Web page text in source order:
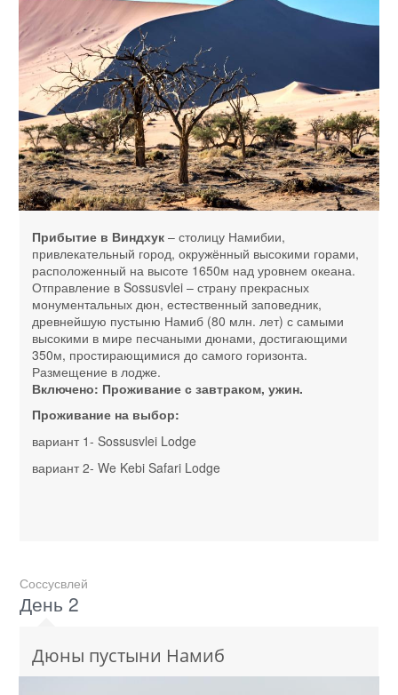
Прибытие в Виндхук – столицу Намибии,
привлекательный город, окружённый высокими горами,
расположенный на высоте 1650м над уровнем океана.
Отправление в Sossusvlei – страну прекрасных
монументальных дюн, естественный заповедник,
древнейшую пустыню Намиб (80 млн. лет) с самыми
высокими в мире песчаными дюнами, достигающими
350м, простирающимися до самого горизонта.
Размещение в лодже.
Включено: Проживание с завтраком, ужин.
Проживание на выбор:
вариант 1- Sossusvlei Lodge
вариант 2- We Kebi Safari Lodge
Соссусвлей
День 2
Дюны пустыни Намиб